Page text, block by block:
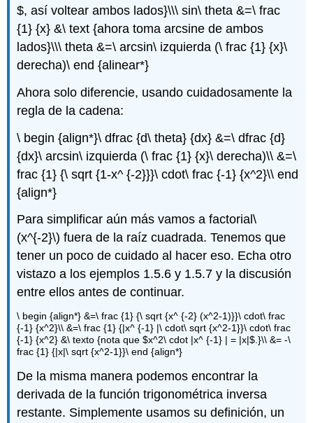
$, así voltear ambos lados}\\\ sin\ theta &=\ frac
{1} {x} &\ text {ahora toma arcsine de ambos
lados}\\\ theta &=\ arcsin\ izquierda (\ frac {1} {x}\
derecha)\ end {alinear*}
Ahora solo diferencie, usando cuidadosamente la
regla de la cadena:
\ begin {align*}\ dfrac {d\ theta} {dx} &=\ dfrac {d}
{dx}\ arcsin\ izquierda (\ frac {1} {x}\ derecha)\\ &=\
frac {1} {\ sqrt {1-x^ {-2}}}\ cdot\ frac {-1} {x^2}\\ end
{align*}
Para simplificar aún más vamos a factorial\
(x^{-2}\) fuera de la raíz cuadrada. Tenemos que
tener un poco de cuidado al hacer eso. Echa otro
vistazo a los ejemplos 1.5.6 y 1.5.7 y la discusión
entre ellos antes de continuar.
\ begin {align*} &=\ frac {1} {\ sqrt {x^ {-2} (x^2-1)}}\ cdot\ frac
{-1} {x^2}\\ &=\ frac {1} {|x^ {-1} |\ cdot\ sqrt {x^2-1}}\ cdot\ frac
{-1} {x^2} &\ texto {nota que $x^2\ cdot |x^ {-1} | = |x|$.}\\ &= -\
frac {1} {|x|\ sqrt {x^2-1}}\ end {align*}
De la misma manera podemos encontrar la
derivada de la función trigonométrica inversa
restante. Simplemente usamos su definición, un